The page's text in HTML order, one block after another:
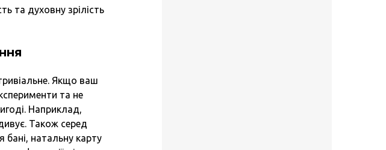
та духовну зрілість
Якщо ваш
та не
Наприклад,
Також серед
бані, натальну карту